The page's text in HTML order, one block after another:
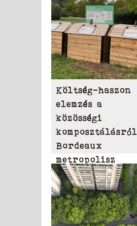
Költség-haszon
elemzés a
közösségi
komposztálásról
Bordeaux
metropolisz
területén